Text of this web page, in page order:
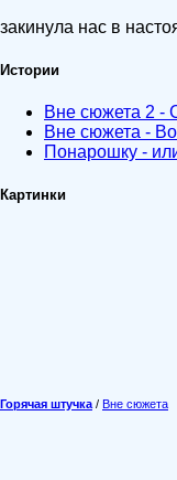
закинула нас в
Истории
Вне сюжета 2 -
Вне сюжета -
Понарошку -
Картинки
Горячая штучка/ Вне сюжета